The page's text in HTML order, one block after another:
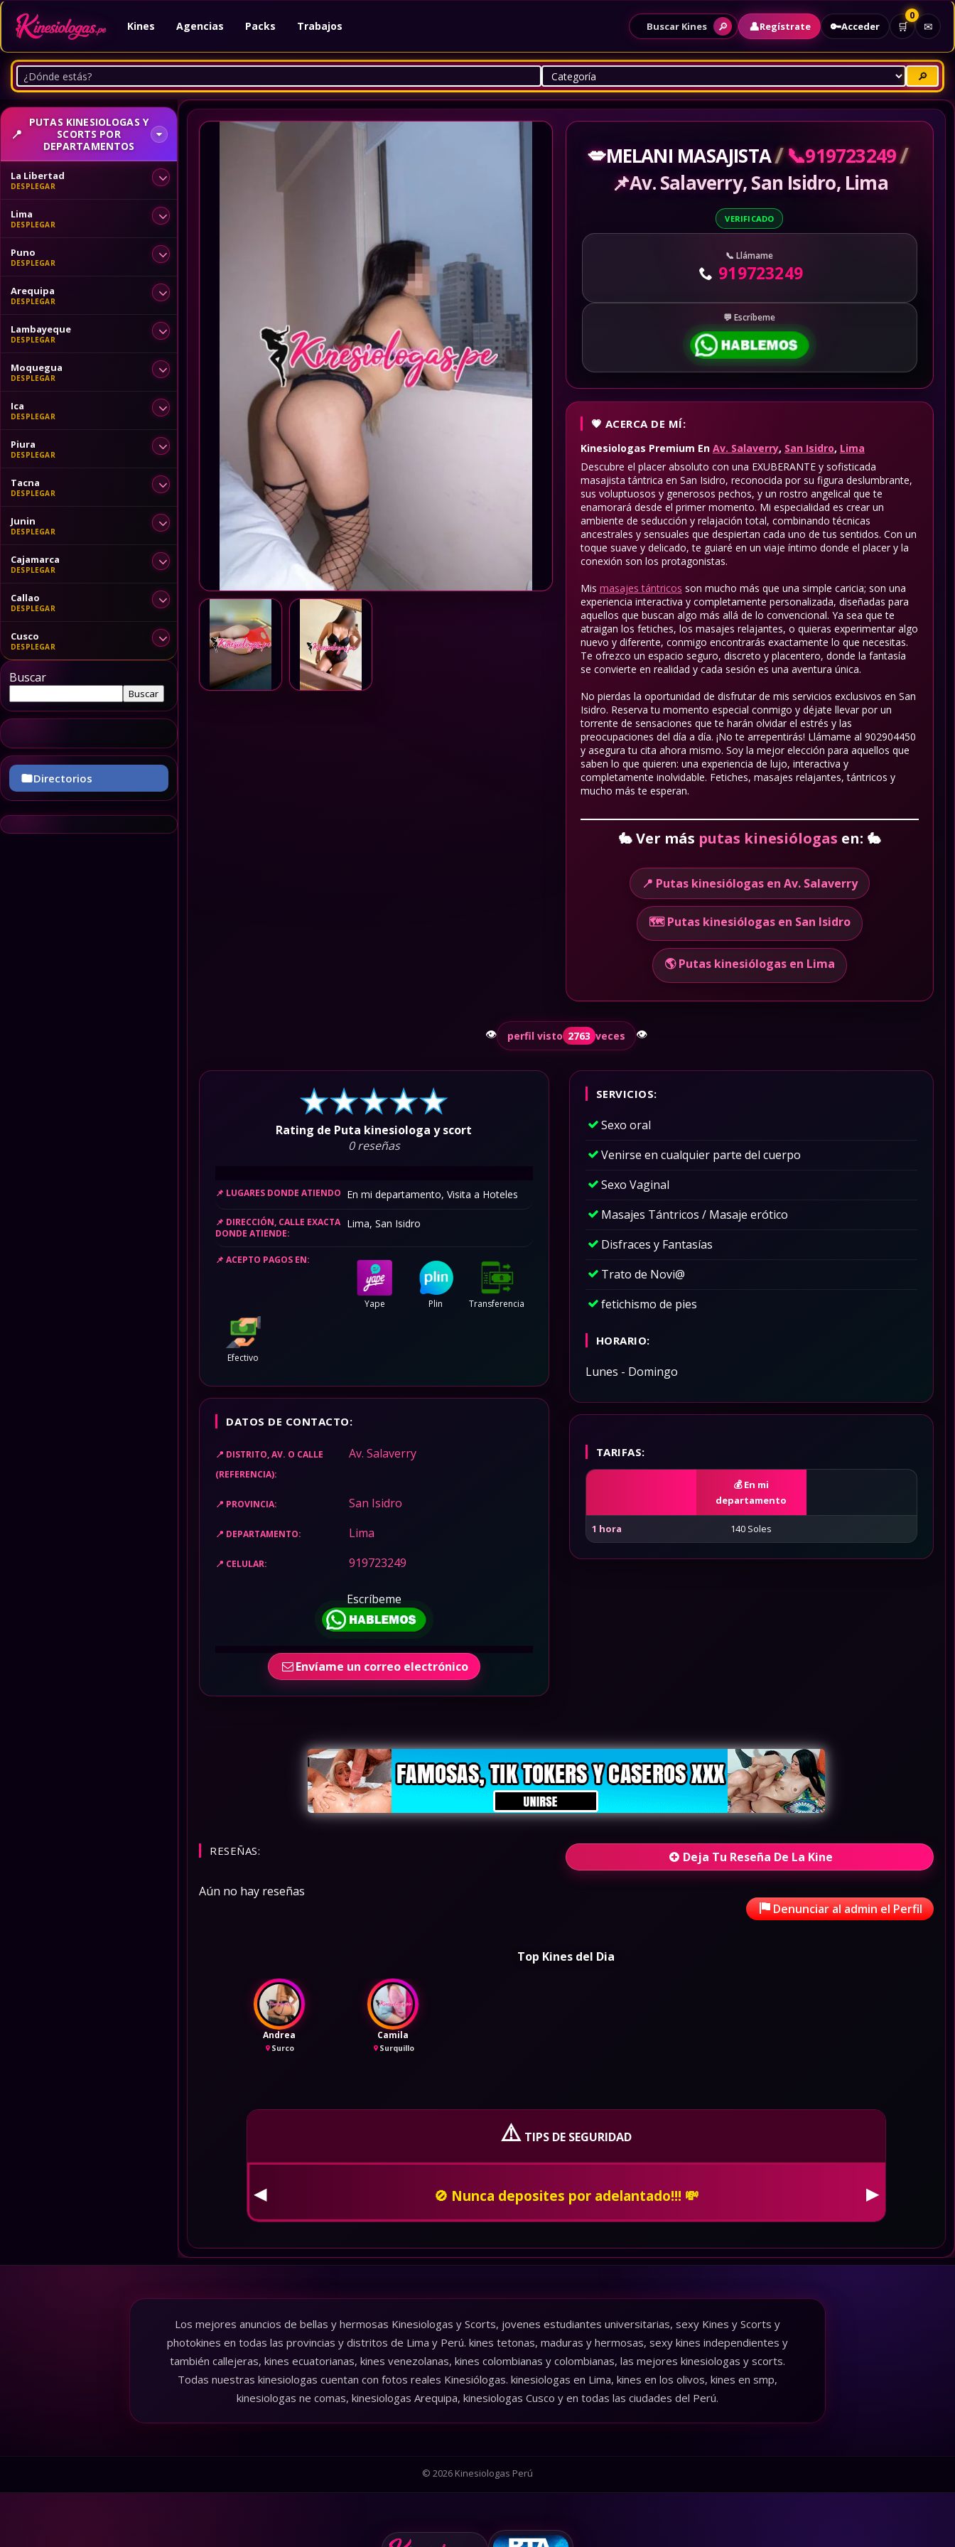
Kines Agencias Packs Trabajos Buscar Kines 🔎 👤Regístrate 🔑Acceder 🛒
0
✉
🔎
💋MELANI MASAJISTA/📞919723249/
📌Av. Salaverry, San Isidro, Lima
VERIFICADO
Llámame
919723249
Escríbeme
ACERCA DE MÍ:
Kinesiologas Premium En Av. Salaverry, San Isidro, Lima
Descubre el placer absoluto con una EXUBERANTE y sofisticada
masajista tántrica en San Isidro, reconocida por su figura deslumbrante,
sus voluptuosos y generosos pechos, y un rostro angelical que te
enamorará desde el primer momento. Mi especialidad es crear un
ambiente de seducción y relajación total, combinando técnicas
ancestrales y sensuales que despiertan cada uno de tus sentidos. Con un
toque suave y delicado, te guiaré en un viaje íntimo donde el placer y la
conexión son los protagonistas.
Mis masajes tántricos son mucho más que una simple caricia; son una
experiencia interactiva y completamente personalizada, diseñadas para
aquellos que buscan algo más allá de lo convencional. Ya sea que te
atraigan los fetiches, los masajes relajantes, o quieras experimentar algo
nuevo y diferente, conmigo encontrarás exactamente lo que necesitas.
Te ofrezco un espacio seguro, discreto y placentero, donde la fantasía
se convierte en realidad y cada sesión es una aventura única.
No pierdas la oportunidad de disfrutar de mis servicios exclusivos en San
Isidro. Reserva tu momento especial conmigo y déjate llevar por un
torrente de sensaciones que te harán olvidar el estrés y las
preocupaciones del día a día. ¡No te arrepentirás! Llámame al 902904450
y asegura tu cita ahora mismo. Soy la mejor elección para aquellos que
saben lo que quieren: una experiencia de lujo, interactiva y
completamente inolvidable. Fetiches, masajes relajantes, tántricos y
mucho más te esperan.
🐇Ver más putas kinesiólogas en: 🐇
📍 Putas kinesiólogas en Av. Salaverry
🗺️ Putas kinesiólogas en San Isidro
🌎 Putas kinesiólogas en Lima
Rating de Puta kinesiologa y scort
0 reseñas
LUGARES DONDE ATIENDO En mi departamento, Visita a Hoteles
DIRECCIÓN, CALLE EXACTA
DONDE ATIENDE:
Lima, San Isidro
ACEPTO PAGOS EN:
Yape Plin Transferencia
Efectivo
DATOS DE CONTACTO:
DISTRITO, AV. O CALLE
(REFERENCIA):
Av. Salaverry
PROVINCIA: San Isidro
DEPARTAMENTO: Lima
CELULAR: 919723249
Escríbeme
Envíame un correo electrónico
SERVICIOS:
Sexo oral
Venirse en cualquier parte del cuerpo
Sexo Vaginal
Masajes Tántricos / Masaje erótico
Disfraces y Fantasías
Trato de Novi@
fetichismo de pies
HORARIO:
Lunes - Domingo
TARIFAS:
En mi
departamento
1 hora 140 Soles
👁️ perfil visto 2763 veces 👁️
RESEÑAS: Deja Tu Reseña De La Kine
Aún no hay reseñas
Denunciar al admin el Perfil
Top Kines del Dia
Andrea
Surco
Camila
Surquillo
⚠️ TIPS DE SEGURIDAD
👮 En caso de ser amenzado o insultado, bloquealo de whatsapp, pon tus redes en
privado y denuncia a la policia. 🚓
◀ ▶
PUTAS KINESIOLOGAS Y
SCORTS POR
DEPARTAMENTOS
La Libertad
Lima
Puno
Arequipa
Lambayeque
Moquegua
Ica
Piura
Tacna
Junin
Cajamarca
Callao
Cusco
Buscar
Buscar
Directorios
Los mejores anuncios de bellas y hermosas Kinesiologas y Scorts, jovenes estudiantes universitarias, sexy Kines y Scorts y
photokines en todas las provincias y distritos de Lima y Perú. kines tetonas, maduras y hermosas, sexy kines independientes y
también callejeras, kines ecuatorianas, kines venezolanas, kines colombianas y colombianas, las mejores kinesiologas y scorts.
Todas nuestras kinesiologas cuentan con fotos reales Kinesiólogas. kinesiologas en Lima, kines en los olivos, kines en smp,